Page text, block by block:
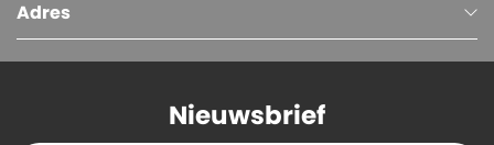
Adres
Nieuwsbrief